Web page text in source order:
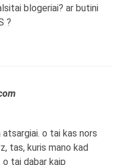
blogeriai? ar butini
?
atsargiai. o tai kas nors
tas, kuris mano kad
tai dabar kaip